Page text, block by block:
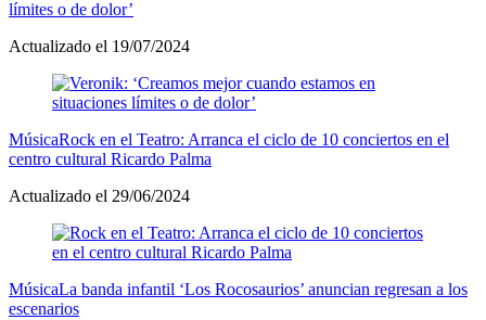
límites o de dolor’
Actualizado el 19/07/2024
MúsicaRock en el Teatro: Arranca el ciclo de 10 conciertos en el
centro cultural Ricardo Palma
Actualizado el 29/06/2024
MúsicaLa banda infantil ‘Los Rocosaurios’ anuncian regresan a los
escenarios